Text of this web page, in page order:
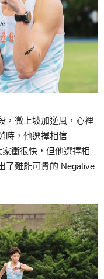
，微上坡加逆風，心裡
時，他選擇相信
衝很快，但他選擇相
了難能可貴的 Negative